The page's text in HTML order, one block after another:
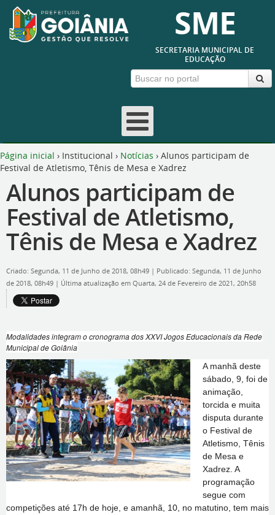
SME
SECRETARIA MUNICIPAL DE
EDUCAÇÃO
Página inicial › Institucional › Notícias › Alunos participam de
Festival de Atletismo, Tênis de Mesa e Xadrez
Alunos participam de
Festival de Atletismo,
Tênis de Mesa e Xadrez
Criado: Segunda, 11 de Junho de 2018, 08h49 | Publicado: Segunda, 11 de Junho
de 2018, 08h49 | Última atualização em Quarta, 24 de Fevereiro de 2021, 20h58
Modalidades integram o cronograma dos XXVI Jogos Educacionais da Rede
Municipal de Goiânia
A manhã deste
sábado, 9, foi de
animação,
torcida e muita
disputa durante
o Festival de
Atletismo, Tênis
de Mesa e
Xadrez. A
programação
segue com
competições até 17h de hoje, e amanhã, 10, no matutino, tem mais